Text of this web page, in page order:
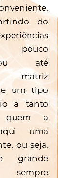
do
pouco
ou até
matriz
um tipo
a tanto
quem a
uma
ou seja,
grande